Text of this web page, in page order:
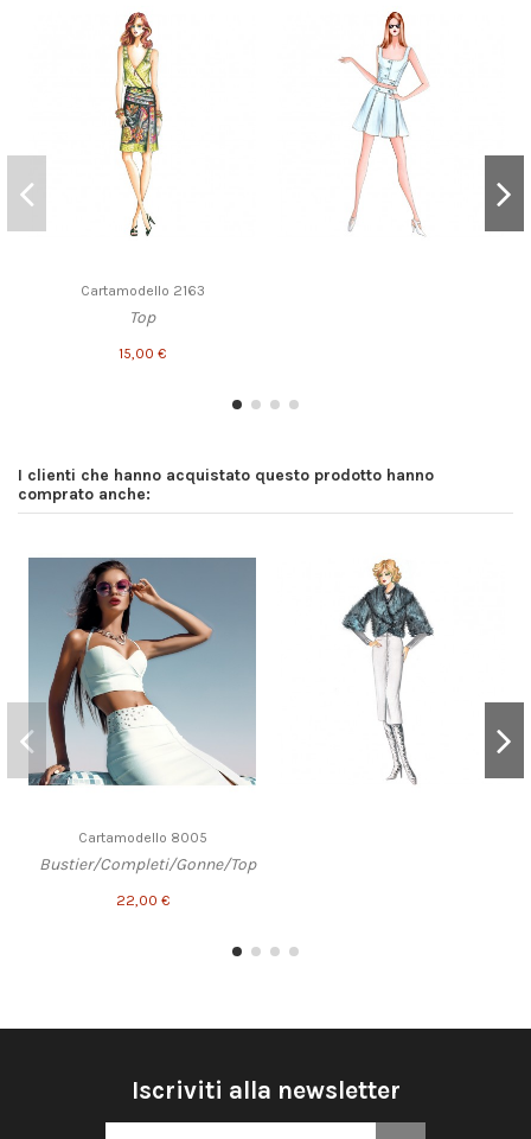
Cartamodello 2163
Top
15,00 €
I clienti che hanno acquistato questo prodotto hanno
comprato anche:
Cartamodello 8005
Bustier/Completi/Gonne/Top
22,00 €
Iscriviti alla newsletter